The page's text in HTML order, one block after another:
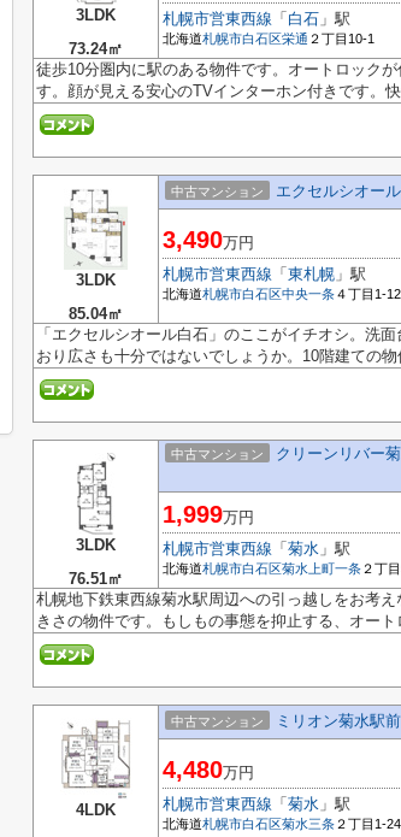
3LDK
73.24㎡
札幌市営東西線 「 白石 」駅
北海道札幌市白石区栄通 ２丁目10-1
徒歩10分圏内に駅のある物件です。オートロック
す。顔が見える安心のTVインターホン付きです。
3LDK
85.04㎡
中古マンション エクセルシオー
3,490万円
札幌市営東西線 「 東札幌 」駅
北海道札幌市白石区中央一条４丁目1-12
「エクセルシオール白石」のここがイチオシ。洗
おり広さも十分ではないでしょうか。10階建ての
3LDK
76.51㎡
中古マンション クリーンリバー
1,999万円
札幌市営東西線 「 菊水 」駅
北海道札幌市白石区菊水上町一条 ２丁
札幌地下鉄東西線菊水駅周辺への引っ越しをお考
きさの物件です。もしもの事態を抑止する、オー
4LDK
中古マンション ミリオン菊水駅前
4,480万円
札幌市営東西線 「 菊水 」駅
北海道札幌市白石区菊水三条 ２丁目1-24